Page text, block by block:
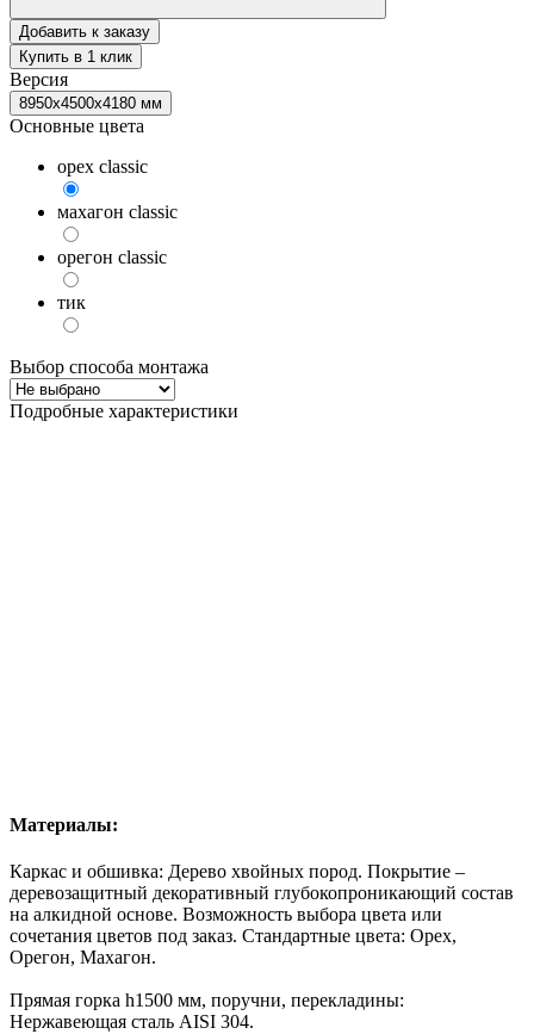
Добавить к заказу
Купить в 1 клик
Версия
8950х4500х4180 мм
Основные цвета
орех classic
махагон classic
орегон classic
тик
Выбор способа монтажа
Подробные характеристики
Материалы:
Каркас и обшивка: Дерево хвойных пород. Покрытие –
деревозащитный декоративный глубокопроникающий состав
на алкидной основе. Возможность выбора цвета или
сочетания цветов под заказ. Стандартные цвета: Орех,
Орегон, Махагон.
Прямая горка h1500 мм, поручни, перекладины:
Нержавеющая сталь AISI 304.